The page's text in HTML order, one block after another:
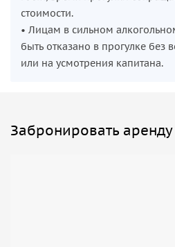
стоимости.
• Лицам в сильном
быть отказано в прогулке без
или на усмотрения капитана.
Забронировать аренду